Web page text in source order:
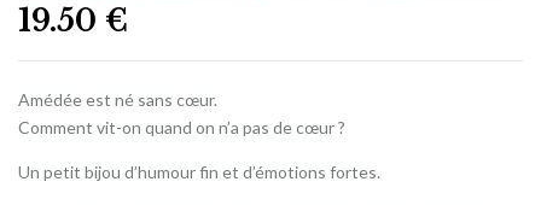
19.50 €
Amédée est né sans cœur.
Comment vit-on quand on n’a pas de cœur ?
Un petit bijou d’humour fin et d’émotions fortes.